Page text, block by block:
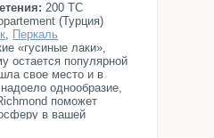
200 ТС
(Турция)
, Перкаль
«гусиные лаки»,
остается популярной
свое место и в
однообразие,
поможет
в вашей